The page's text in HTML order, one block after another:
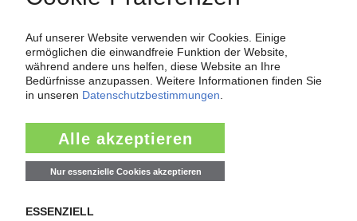
Mehr zu ...
Vynova
Mehr aus diesen Rubriken ...
Polymerpreise
Allgemein
PVC